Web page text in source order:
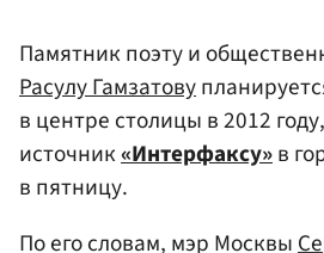
Памятник поэту и
Расулу Гамзатову
в центре столицы в 2012
источник«Интерфаксу»в
в пятницу.
По его словам, мэр Москвы